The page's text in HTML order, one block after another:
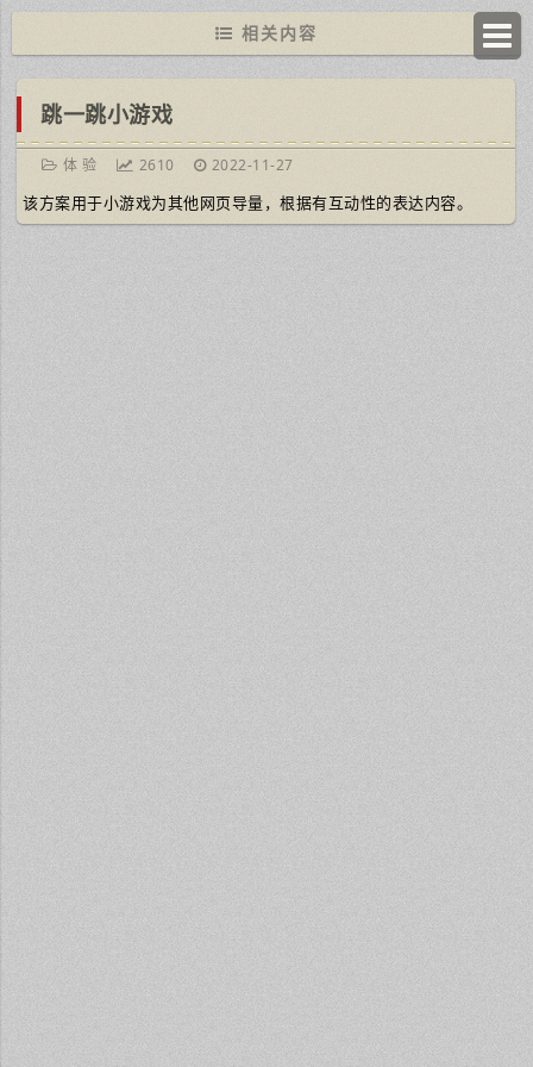
相关内容
跳一跳小游戏
体 验 2610 2022-11-27
该方案用于小游戏为其他网页导量，根据有互动性的表达内容。